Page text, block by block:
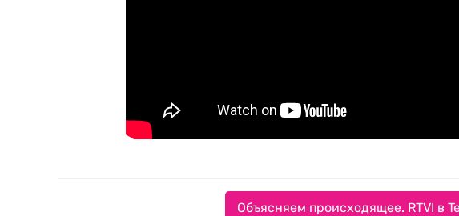
Объясняем происходящее. RTVI в